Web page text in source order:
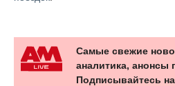
Самые свежие
аналитика, анонсы
Подписывайтесь